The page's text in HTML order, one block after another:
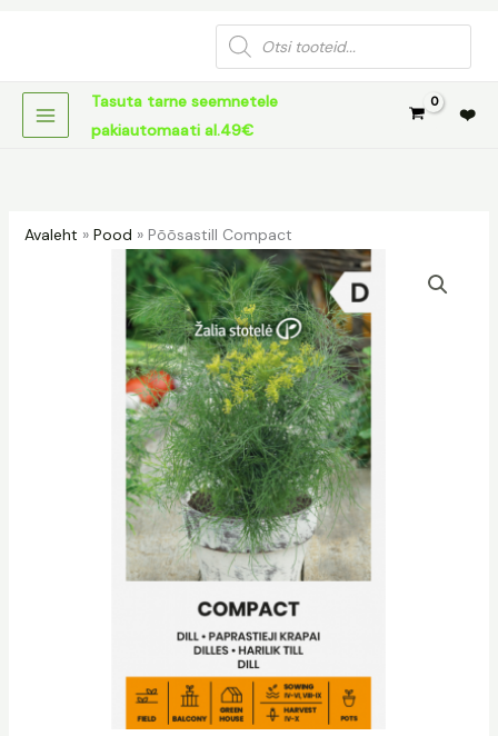
Products
search
Tasuta tarne seemnetele
pakiautomaati al.49€
❤️
Avaleht » Pood » Põõsastill Compact